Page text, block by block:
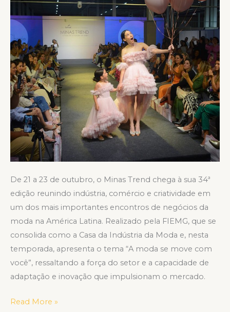
De 21 a 23 de outubro, o Minas Trend chega à sua 34ª
edição reunindo indústria, comércio e criatividade em
um dos mais importantes encontros de negócios da
moda na América Latina. Realizado pela FIEMG, que se
consolida como a Casa da Indústria da Moda e, nesta
temporada, apresenta o tema “A moda se move com
você”, ressaltando a força do setor e a capacidade de
adaptação e inovação que impulsionam o mercado.
Read More »